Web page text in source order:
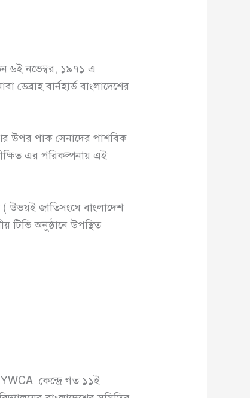
৬ই নভেম্বর, ১৯৭১ এ
বার্নহার্ড বাংলাদেশের
উপর পাক সেনাদের পাশবিক
এর পরিকল্পনায় এই
উভয়ই জাতিসংঘে বাংলাদেশ
টিভি অনুষ্ঠানে উপস্থিত
YWCA কেন্দ্রে গত ১১ই